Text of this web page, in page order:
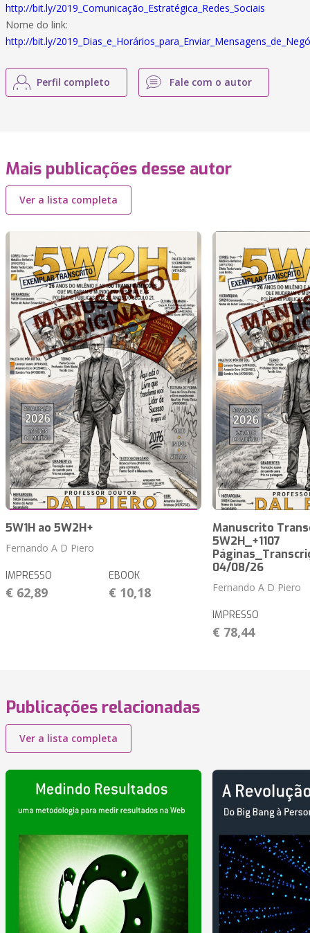
http://bit.ly/2019_Comunicação_Estratégica_Redes_Sociais
Nome do link:
http://bit.ly/
Perfil completo Fale com o autor
Mais publicações desse autor
Ver a lista completa
5W1H ao 5W2H+
Fernando A D Piero
IMPRESSO
€ 62,89
EBOOK
€ 10,18
Manuscrito
5W2H_+1107
04/08/26
Fernando A D Piero
IMPRESSO
€ 78,44
Publicações relacionadas
Ver a lista completa